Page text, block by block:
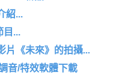
紹...
目...
片《未來》的拍攝...
音/特效軟體下載